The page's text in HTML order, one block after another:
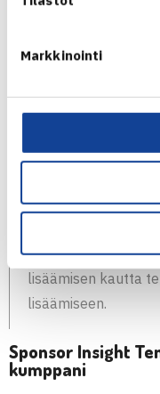
Markkinointi
– Olemme
toimintaamme:
lisäämisen kautta
Kuluttaminen on
muassa tenniksen
kilpailumielessä,
seuraamisen
tennistuotteiden
Tenniksen
lisäämisen kautta
lisäämiseen.
Sponsor Insight
kumppani